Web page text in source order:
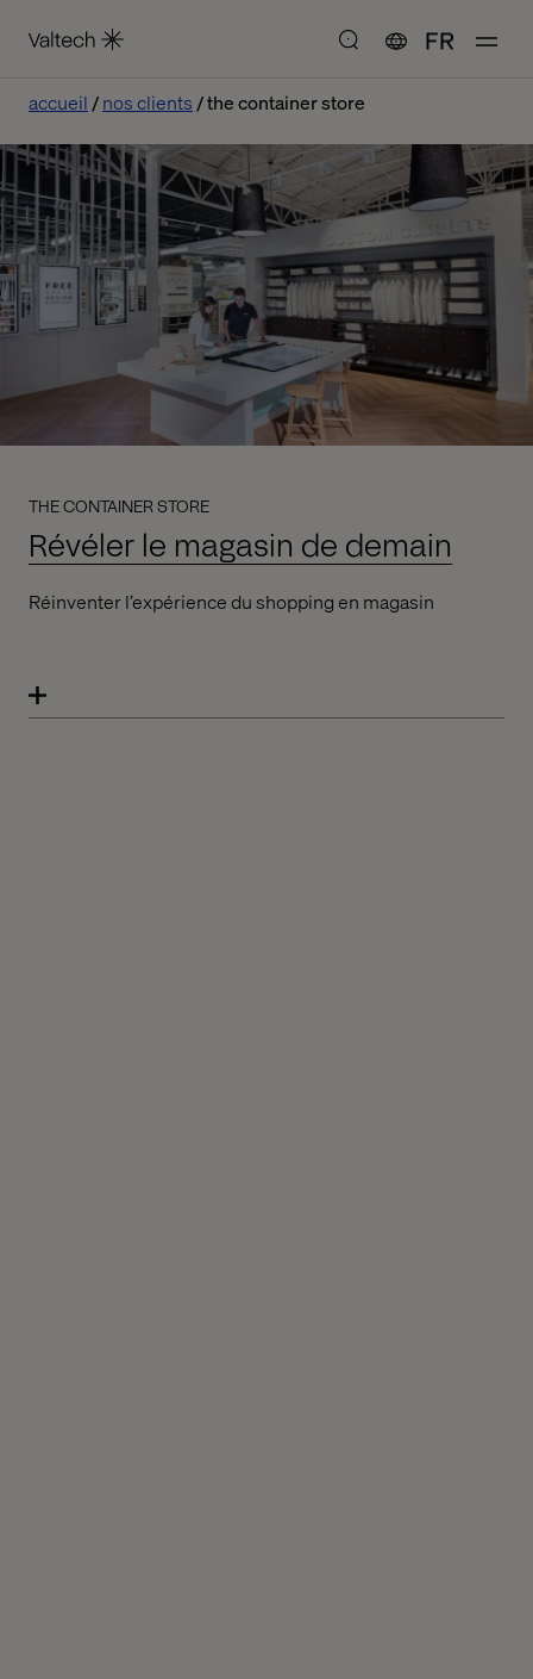
FR
accueil nos clients the container store
THE CONTAINER STORE
Révéler le magasin de demain
Réinventer l’expérience du shopping en magasin